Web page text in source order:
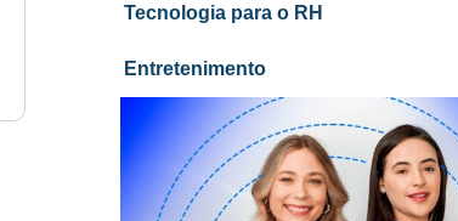
Tecnologia para o RH
Entretenimento